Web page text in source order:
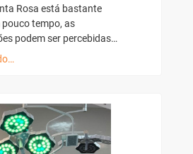
Rosa está bastante
tempo, as
podem ser percebidas…